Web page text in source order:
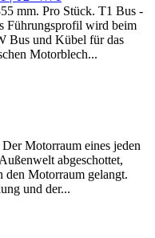
mm. Pro Stück. T1 Bus -
Führungsprofil wird beim
Bus und Kübel für das
Motorblech...
Motorraum eines jeden
abgeschottet,
Motorraum gelangt.
und der...